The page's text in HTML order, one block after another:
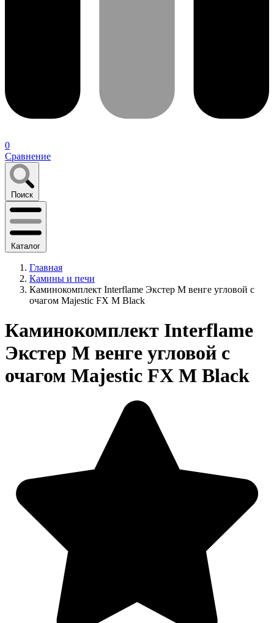
0
Сравнение
Поиск
Каталог
Главная
Камины и печи
Каминокомплект Interflame Экстер М венге угловой с
очагом Majestic FX M Black
Каминокомплект Interflame
Экстер М венге угловой с
очагом Majestic FX M Black